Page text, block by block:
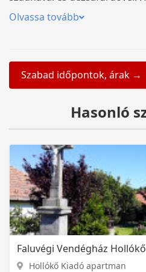
Olvassa tovább
Szabad időpontok, árak →
Hasonló
Faluvégi Vendégház Hollókő
Hollókő Kiadó apartman